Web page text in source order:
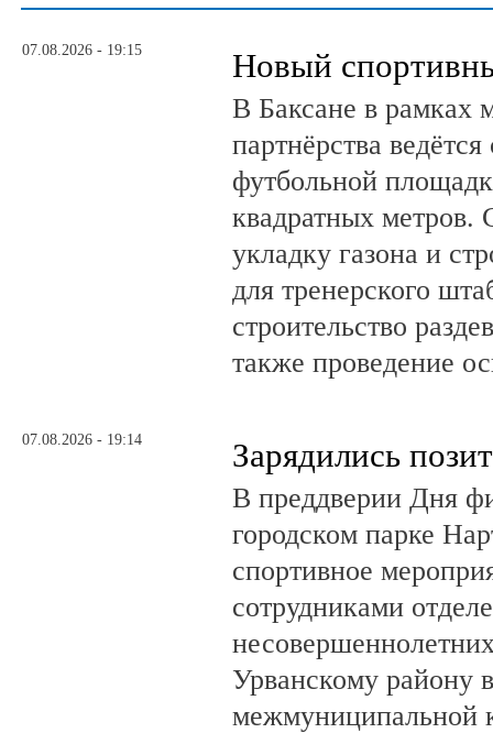
07.08.2026 - 19:15 Новый
В Баксане в рамках
партнёрства
футбольной
квадратных метров.
укладку газона и
для тренерского
строительство
также проведение
07.08.2026 - 19:14 Зарядились
В преддверии Дня
городском парке
спортивное
сотрудниками
Урванскому району
межмуниципальной